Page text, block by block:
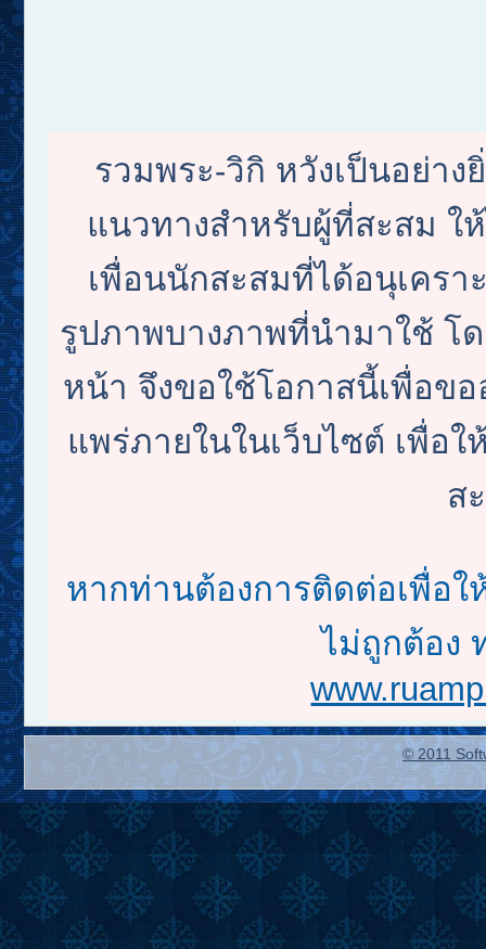
รวมพระ-วิกิ หวังเป็นอย่า
แนวทางสำหรับผู้ที่สะสม
เพื่อนนักสะสมที่ได้อนุเคร
รูปภาพบางภาพที่นำมาใช้ โ
หน้า จึงขอใช้โอกาสนี้เพื่อข
แพร่ภายในในเว็บไซต์ เพื่อ
ส
หากท่านต้องการติดต่อเพื่อ
ไม่ถูกต้อง
© 2011